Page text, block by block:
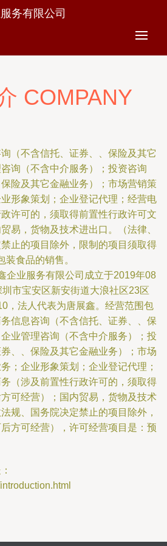
务有限公司
COMPANY
（不含信托、证券、、保险及其它
询（不含中介服务）；投资咨询
保险及其它金融业务）；市场营销策
形象策划；企业登记代理；经营电
许可的，须取得前置性行政许可文
易，货物及技术进出口。（法律、
止的项目除外，限制的项目须取得
食品的销售。
企业服务有限公司成立于2019年08
市宝安区新安街道大浪社区23区
，法人代表为唐展鑫。经营范围包
信息咨询（不含信托、证券、、保
业管理咨询（不含中介服务）；投
、、保险及其它金融业务）；市场
；企业形象策划；企业登记代理；
（涉及前置性行政许可的，须取得
可经营）；国内贸易，货物及技术
规、国务院决定禁止的项目除外，
方可经营），许可经营项目是：预